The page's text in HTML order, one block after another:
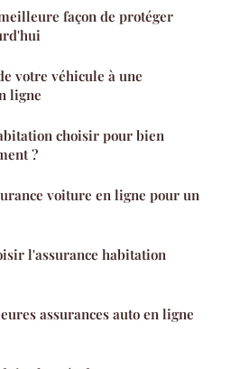
façon de protéger
votre véhicule à une
ligne
choisir pour bien
?
voiture en ligne pour un
l'assurance habitation
assurances auto en ligne